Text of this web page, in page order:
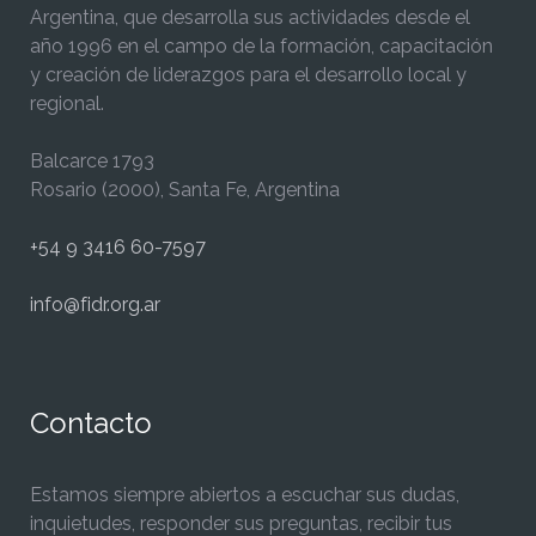
Argentina, que desarrolla sus actividades desde el
año 1996 en el campo de la formación, capacitación
y creación de liderazgos para el desarrollo local y
regional.
Balcarce 1793
Rosario (2000), Santa Fe, Argentina
+54 9 3416 60-7597
info@fidr.org.ar
Contacto
Estamos siempre abiertos a escuchar sus dudas,
inquietudes, responder sus preguntas, recibir tus